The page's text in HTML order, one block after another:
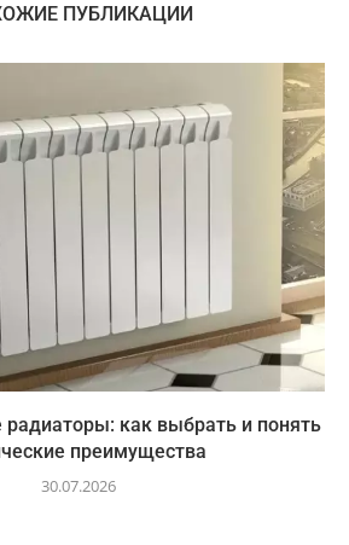
ПУБЛИКАЦИИ
радиаторы: как выбрать и понять
преимущества
30.07.2026